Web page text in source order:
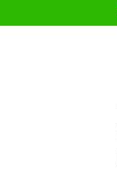
to